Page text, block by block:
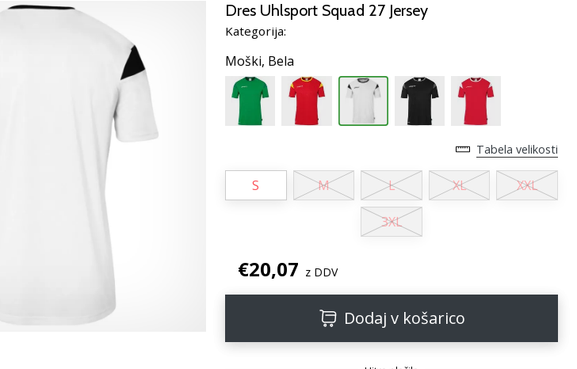
Dres Uhlsport Squad 27 Jersey
Kategorija:
Moški, Bela
Tabela velikosti
S M L XL XXL
3XL
€20,07 z DDV
Dodaj v košarico